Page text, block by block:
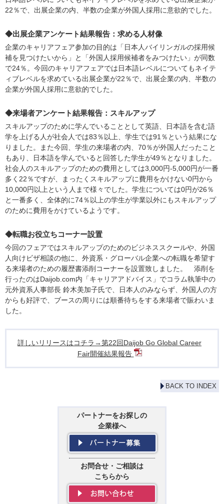
22％で、出展企業の内、半数の企業が外国人採用に意欲的でした。
◆出展企業アンケート結果報告：求める人材像
企業のキャリアフェア参加の目的は「日本人バイリンガルの採用候
補を見つけたいから」と「外国人採用候補者をみつけたい」が同数
で24％。今回のキャリアフェアでは日本語レベルについてもネイテ
ィブレベルを求めている出展企業が22％で、出展企業の内、半数の
企業が外国人採用に意欲的でした。
◆来場者アンケート結果報告：スキルアップ
スキルアップのために学んでいることとして英語、日本語を含む語
学を上げる人が社会人では83％以上、学生では91％という結果にな
りました。また今回、学生の来場者の内、70％が外国人だったこと
もあり、日本語を学んでいると回答した学生が49％となりました。
社会人のスキルアップのための費用としては3,000円-5,000円が一番
多く22％ですが、まったくスキルアップに費用をかけない0円から
10,000円以上という人まで様々でした。学生については0円が26％
と一番多く、全体的に74％以上の学生が学業以外にもスキルアップ
のために費用をかけているようです。
◆転職お役立ちコーナー設置
今回のフェアではスキルアップのためのビジネススクールや、外国
人向けビザ相談の他に、外資系・グローバル企業への転職を希望す
る来場者のための履歴書添削コーナーを設置致しました。 添削を
行ったのはDaijob.com内「キャリアアドバイス」でコラム執筆中の
元外資系人事部長 鈴木美加子氏で、日本人のみならず、外国人の方
からも好評で、ブースの周りには順番待ちをする来場者で賑わいま
した。
詳しいリリースはコチラ→第22回Daijob Go Global Career
Fair開催結果報告
BACK TO INDEX
パートナーをお探しの
企業様へ
お問合せ・ご相談は
こちらから